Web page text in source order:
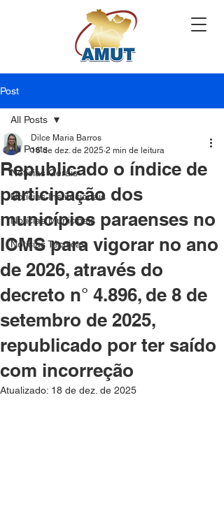
Post
All Posts
Notícias Gerais
Notícias Institucionais
Notícias Municipais
Notícias Técnicas
All Posts
Republicado o índice de
participação dos
municípios paraenses no
ICMS para vigorar no ano
de 2026, através do
decreto n° 4.896, de 8 de
setembro de 2025,
republicado por ter saído
com incorreção
Dilce Maria Barros
16 de dez. de 2025 2 min de leitura
Atualizado: 18 de dez. de 2025